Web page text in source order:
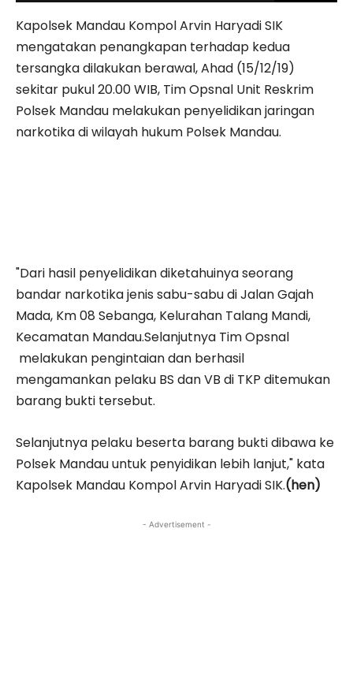
Kapolsek Mandau Kompol Arvin Haryadi SIK
mengatakan penangkapan terhadap kedua
tersangka dilakukan berawal, Ahad (15/12/19)
sekitar pukul 20.00 WIB, Tim Opsnal Unit Reskrim
Polsek Mandau melakukan penyelidikan jaringan
narkotika di wilayah hukum Polsek Mandau.
"Dari hasil penyelidikan diketahuinya seorang
bandar narkotika jenis sabu-sabu di Jalan Gajah
Mada, Km 08 Sebanga, Kelurahan Talang Mandi,
Kecamatan Mandau.Selanjutnya Tim Opsnal
melakukan pengintaian dan berhasil
mengamankan pelaku BS dan VB di TKP ditemukan
barang bukti tersebut.
Selanjutnya pelaku beserta barang bukti dibawa ke
Polsek Mandau untuk penyidikan lebih lanjut," kata
Kapolsek Mandau Kompol Arvin Haryadi SIK.(hen)
- Advertisement -